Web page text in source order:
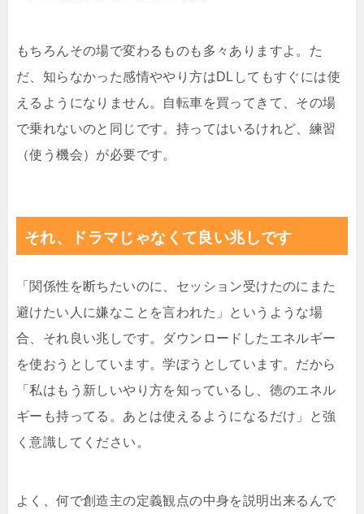
もちろんその場で変わるものも多々ありますよ。た
だ、知らなかった感情ややり方はDLしてもすぐには使
えるようになりません。自転車を買ってきて、その場
で乗れないのと同じです。持ってはいるけれど、練習
（使う機会）が必要です。
それ、ドラマじゃなくて良い兆しです
「関係性を断ちたいのに、セッション受けたのにまた
避けたい人に嫌なことを言われた」というような場
合、それ良い兆しです。ダウンロードしたエネルギー
を使おうとしています。学ぼうとしています。だから
「私はもう新しいやり方を知っているし、徳のエネル
ギーも持ってる。あとは使えるようになるだけ」と強
く意識してください。
よく、何で創造主の定義観点の中身を説明出来るんで